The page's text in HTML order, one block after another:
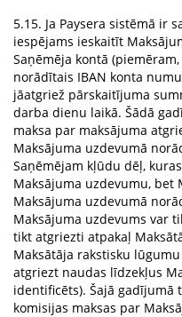
5.15. Ja Paysera sistēmā ir
iespējams ieskaitīt
Saņēmēja kontā
norādītais IBAN konta
jāatgriež pārskaitījuma
darba dienu laikā. Šādā
maksa par maksājuma
Maksājuma uzdevumā
Saņēmējam kļūdu dēļ,
Maksājuma uzdevumu, bet
Maksājuma uzdevumā
Maksājuma uzdevums var
tikt atgriezti atpakaļ
Maksātāja rakstisku
atgriezt naudas līdzekļus
identificēts). Šajā gadījumā
komisijas maksas par